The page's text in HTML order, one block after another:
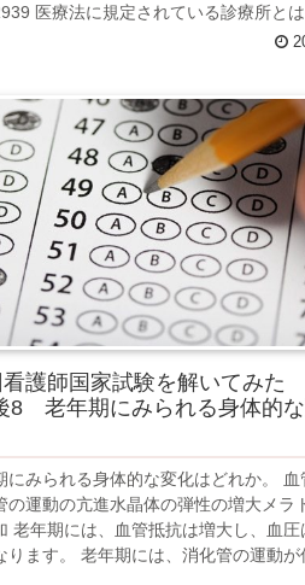
医療法に規定されている診療所とは
看護師国家試験を解いてみた
老年期にみられる身体的な
みられる身体的な変化はどれか。 血
の運動の亢進水晶体の弾性の増大メラ
老年期には、血管抵抗は増大し、血圧
ります。 老年期には、消化管の運動が